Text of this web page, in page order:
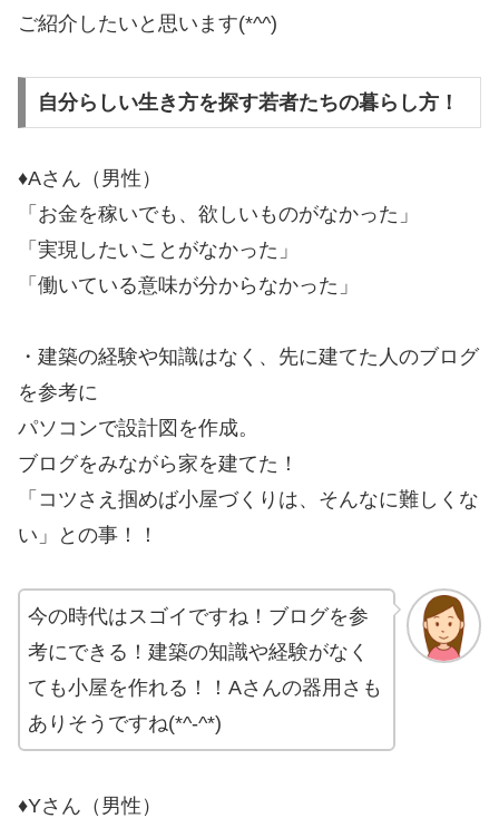
ご紹介したいと思います(*^^)
自分らしい生き方を探す若者たちの暮らし方！
♦Aさん（男性）
「お金を稼いでも、欲しいものがなかった」
「実現したいことがなかった」
「働いている意味が分からなかった」
・建築の経験や知識はなく、先に建てた人のブログ
を参考に
パソコンで設計図を作成。
ブログをみながら家を建てた！
「コツさえ掴めば小屋づくりは、そんなに難しくな
い」との事！！
今の時代はスゴイですね！ブログを参
考にできる！建築の知識や経験がなく
ても小屋を作れる！！Aさんの器用さも
ありそうですね(*^-^*)
♦Yさん（男性）